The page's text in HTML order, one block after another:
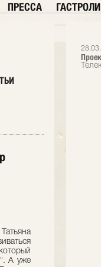
ПРЕССА ГАСТРОЛИ
А уже